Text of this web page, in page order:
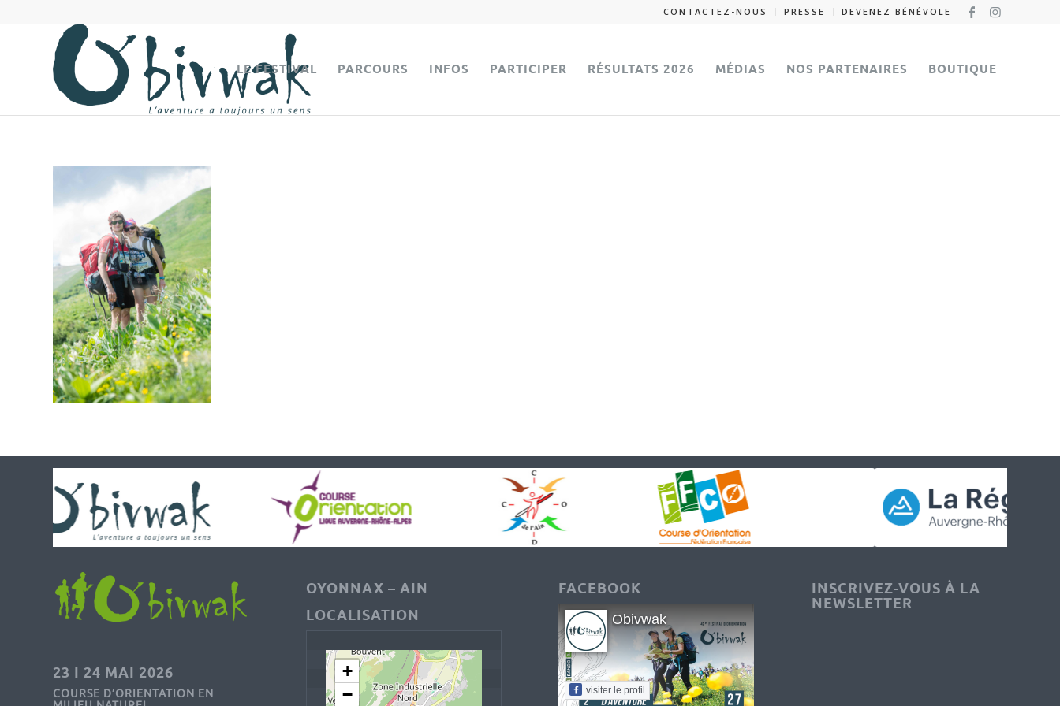
CONTACTEZ-NOUS PRESSE DEVENEZ BÉNÉVOLE
LE FESTIVAL PARCOURS INFOS PARTICIPER RÉSULTATS 2026 MÉDIAS NOS PARTENAIRES BOUTIQUE
23 I 24 MAI 2026
COURSE D’ORIENTATION EN
OYONNAX – AIN
LOCALISATION
+
−
FACEBOOK
Obivwak
visiter le profil
INSCRIVEZ-VOUS À LA
NEWSLETTER